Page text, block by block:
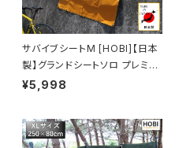
サバイブシートM [HOBI]【日本
製】グランドシートソロ プレミア
ム帆布 強力防水パラフィン加工
焚き火 陣幕 コンパクト アウトド
¥5,998